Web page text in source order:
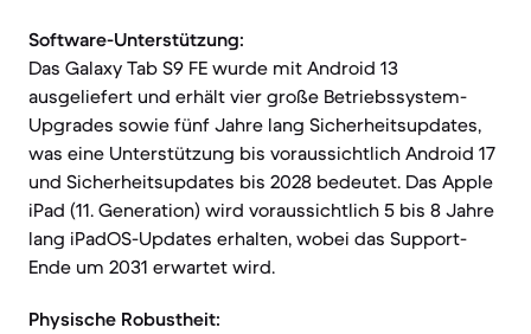
Software-Unterstützung:
Das Galaxy Tab S9 FE wurde mit Android 13
ausgeliefert und erhält vier große Betriebssystem-
Upgrades sowie fünf Jahre lang Sicherheitsupdates,
was eine Unterstützung bis voraussichtlich Android 17
und Sicherheitsupdates bis 2028 bedeutet. Das Apple
iPad (11. Generation) wird voraussichtlich 5 bis 8 Jahre
lang iPadOS-Updates erhalten, wobei das Support-
Ende um 2031 erwartet wird.
Physische Robustheit: